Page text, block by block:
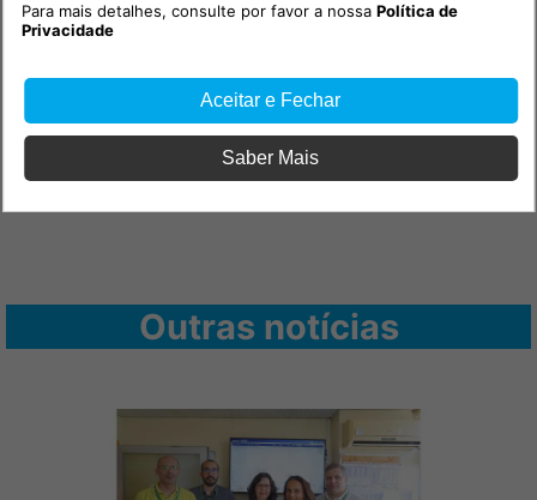
Outras notícias
Para mais detalhes, consulte por favor a nossaPolítica de
Privacidade
Aceitar e Fechar
Saber Mais